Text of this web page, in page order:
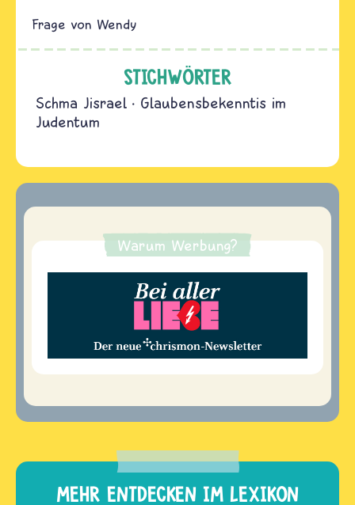
Wendy
STICHWÖRTER
Schma Jisrael
Glaubensbekenntis im
Judentum
Warum Werbung?